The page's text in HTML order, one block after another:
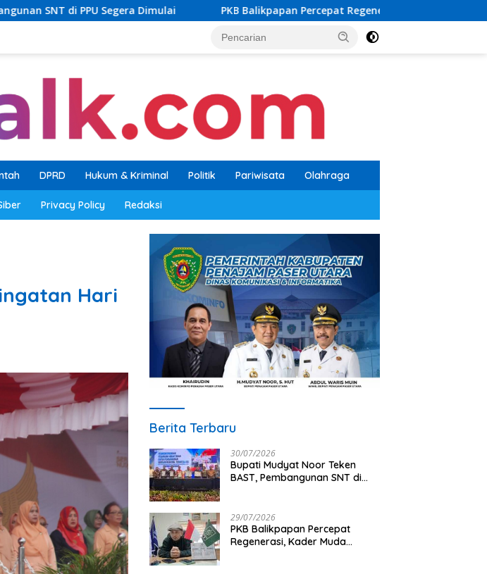
Dimulai PKB Balikpapan Percepat Regenerasi, Kader Muda Diprioritaskan Pimpin
DPRD Hukum & Kriminal Politik Pariwisata Olahraga
Privacy Policy Redaksi
Hari
Berita Terbaru
30/07/2026
Bupati Mudyat Noor Teken
BAST, Pembangunan SNT di
29/07/2026
PKB Balikpapan Percepat
Regenerasi, Kader Muda